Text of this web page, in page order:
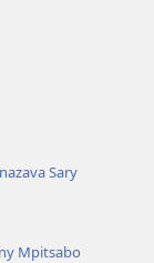
Sary
Mpitsabo